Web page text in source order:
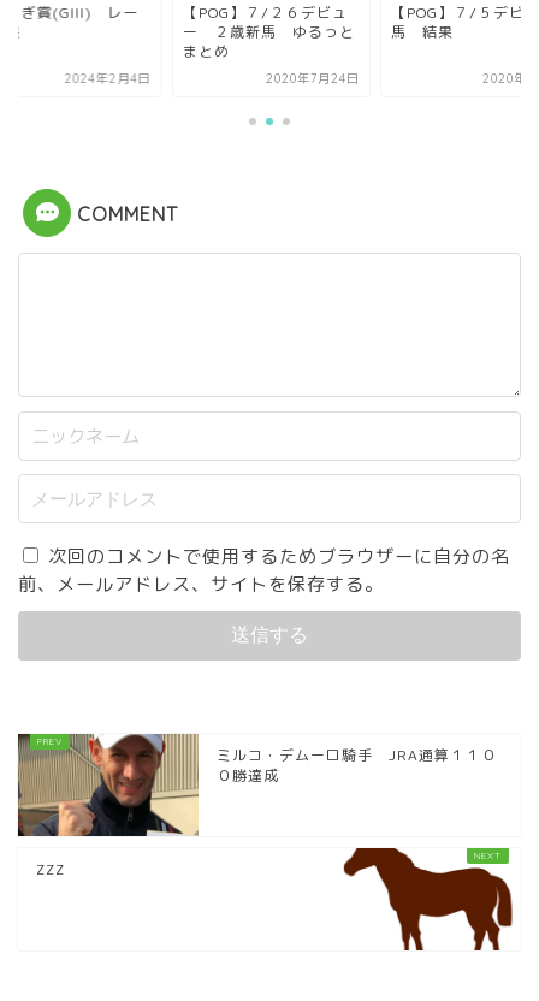
らぎ賞(GIII) レー
果
2024年2月4日
【POG】７/２６デビュ
ー ２歳新馬 ゆるっと
まとめ
2020年7月24日
【POG】７/５デビ
馬 結果
2020年7
COMMENT
次回のコメントで使用するためブラウザーに自分の名
前、メールアドレス、サイトを保存する。
ミルコ・デムーロ騎手 JRA通算１１０
０勝達成
ZZZ